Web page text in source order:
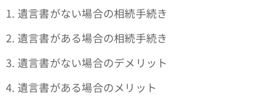
1. 遺言書がない場合の相続手続き
2. 遺言書がある場合の相続手続き
3. 遺言書がない場合のデメリット
4. 遺言書がある場合のメリット